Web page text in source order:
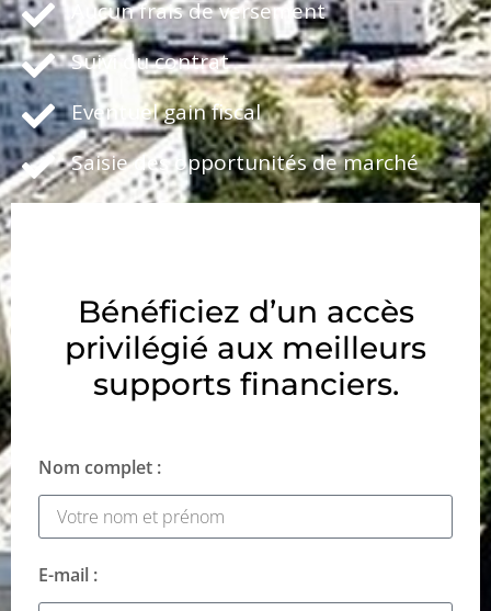
Aucun frais de versement
Suivi du contrat
Eventuel gain fiscal
Saisie des opportunités de marché
Bénéficiez d’un accès
privilégié aux meilleurs
supports financiers.
Nom complet :
E-mail :